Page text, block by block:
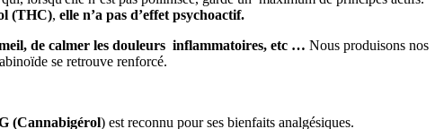
(THC), elle n’a pas d’effet psychoactif.
de calmer les douleurs inflammatoires, etc … Nous produisons nos
se retrouve renforcé.
(Cannabigérol) est reconnu pour ses bienfaits analgésiques.